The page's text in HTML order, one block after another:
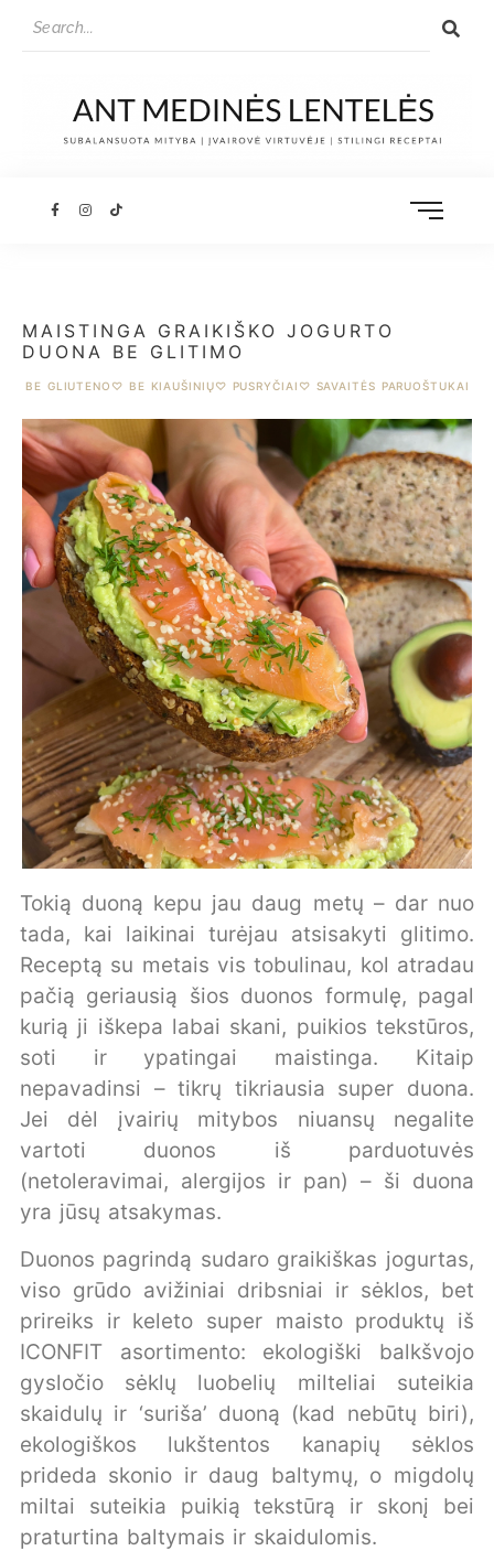
MAISTINGA GRAIKIŠKO JOGURTO
DUONA BE GLITIMO
BE GLIUTENO ♡ BE KIAUŠINIŲ♡ PUSRYČIAI ♡ SAVAITĖS PARUOŠTUKAI
Tokią duoną kepu jau daug metų – dar nuo
tada, kai laikinai turėjau atsisakyti glitimo.
Receptą su metais vis tobulinau, kol atradau
pačią geriausią šios duonos formulę, pagal
kurią ji iškepa labai skani, puikios tekstūros,
soti ir ypatingai maistinga. Kitaip
nepavadinsi – tikrų tikriausia super duona.
Jei dėl įvairių mitybos niuansų negalite
vartoti duonos iš parduotuvės
(netoleravimai, alergijos ir pan) – ši duona
yra jūsų atsakymas.
Duonos pagrindą sudaro graikiškas jogurtas,
viso grūdo avižiniai dribsniai ir sėklos, bet
prireiks ir keleto super maisto produktų iš
ICONFIT asortimento: ekologiški balkšvojo
gysločio sėklų luobelių milteliai suteikia
skaidulų ir ‘suriša’ duoną (kad nebūtų biri),
ekologiškos lukštentos kanapių sėklos
prideda skonio ir daug baltymų, o migdolų
miltai suteikia puikią tekstūrą ir skonį bei
praturtina baltymais ir skaidulomis.